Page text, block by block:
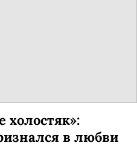
холостяк»:
в любви